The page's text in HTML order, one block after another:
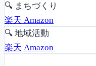
🔍 まちづくり
楽天 Amazon
🔍 地域活動
楽天 Amazon